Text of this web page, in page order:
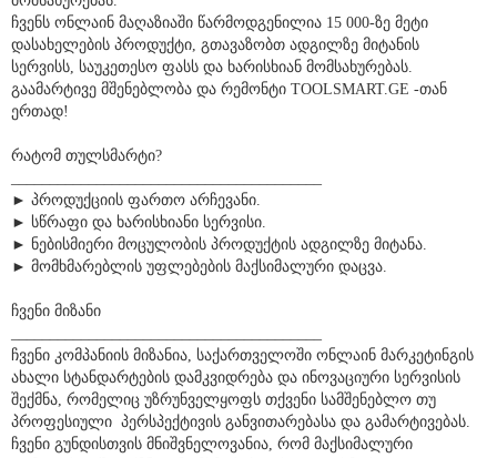
მომსახურებას.
ჩვენს ონლაინ მაღაზიაში წარმოდგენილია 15 000-ზე მეტი
დასახელების პროდუქტი, გთავაზობთ ადგილზე მიტანის
სერვისს, საუკეთესო ფასს და ხარისხიან მომსახურებას.
გაამარტივე მშენებლობა და რემონტი TOOLSMART.GE -თან
ერთად!
რატომ თულსმარტი?
________________________________________
► პროდუქციის ფართო არჩევანი.
► სწრაფი და ხარისხიანი სერვისი.
► ნებისმიერი მოცულობის პროდუქტის ადგილზე მიტანა.
► მომხმარებლის უფლებების მაქსიმალური დაცვა.
ჩვენი მიზანი
________________________________________
ჩვენი კომპანიის მიზანია, საქართველოში ონლაინ მარკეტინგის
ახალი სტანდარტების დამკვიდრება და ინოვაციური სერვისის
შექმნა, რომელიც უზრუნველყოფს თქვენი სამშენებლო თუ
პროფესიული პერსპექტივის განვითარებასა და გამარტივებას.